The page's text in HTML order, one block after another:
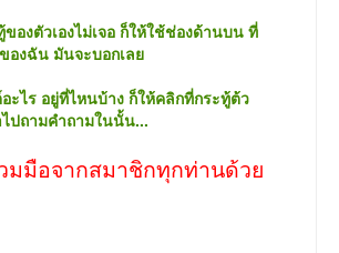
องตัวเองไม่เจอ ก็ให้ใช้ช่องด้านบน ที่
องฉัน มันจะบอกเลย
ะไร อยู่ที่ไหนบ้าง ก็ให้คลิกที่กระทู้ต้ว
ไปถามคำถามในนั้น...
มมือจากสมาชิกทุกท่านด้วย